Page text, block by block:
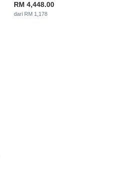
RM 4,448.00
dari RM 1,178